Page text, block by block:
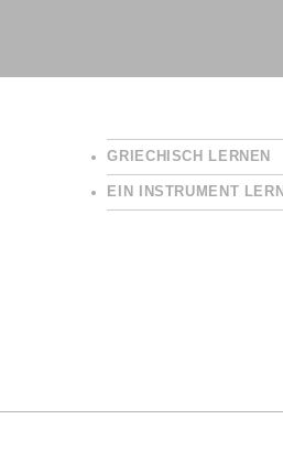
GRIECHISCH LERNEN
EIN INSTRUMENT